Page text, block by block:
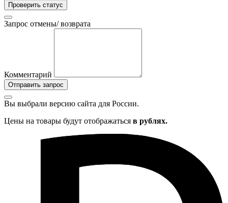
Проверить статус
Запрос отмены/ возврата
Комментарий
Отправить запрос
Вы выбрали версию сайта для России.
Цены на товары будут отображаться в рублях.